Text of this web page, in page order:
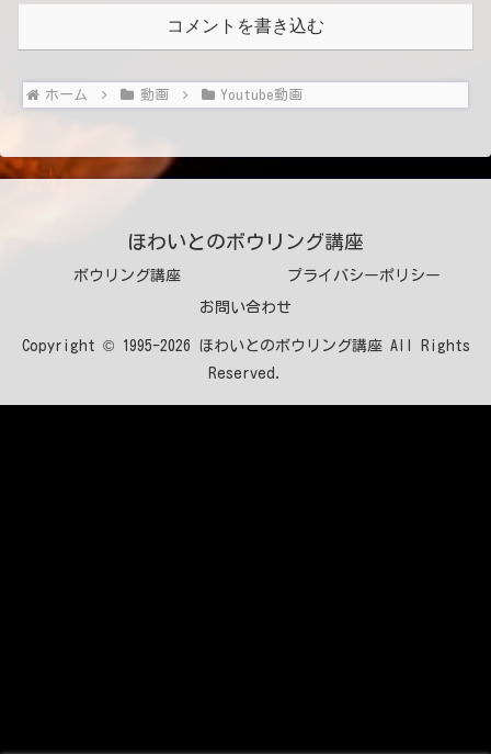
コメントを書き込む
ホーム 動画 Youtube動画
ほわいとのボウリング講座
ボウリング講座 プライバシーポリシー
お問い合わせ
Copyright © 1995-2026 ほわいとのボウリング講座 All Rights
Reserved.